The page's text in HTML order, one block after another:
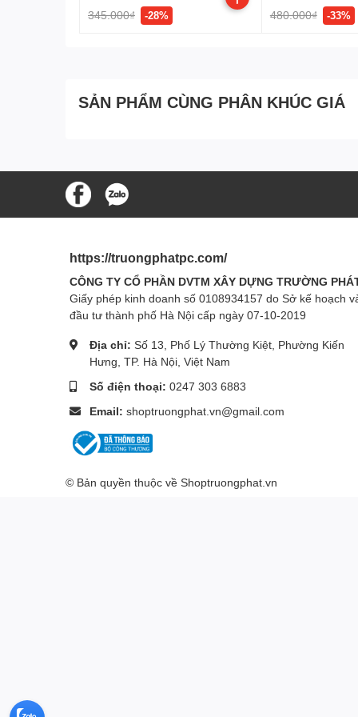
Bảo mật Wi-Fi
64/128/152-bit WEP
Sản phẩm bao gồm
Môi trường
345.000₫ -28% 480.000₫ -33%
SẢN PHẨM CÙNG PHÂN KHÚC GIÁ
https://truongphatpc.com/
CÔNG TY CỔ PHẦN DVTM XÂY DỰNG TRƯỜNG
Giấy phép kinh doanh số 0108934157 do Sở kế hoạch
đầu tư thành phố Hà Nội cấp ngày 07-10-2019
Địa chỉ: Số 13, Phố Lý Thường Kiệt, Phường Kiến
Hưng, TP. Hà Nội, Việt Nam
Số điện thoại: 0247 303 6883
Email: shoptruongphat.vn@gmail.com
© Bản quyền thuộc về Shoptruongphat.vn